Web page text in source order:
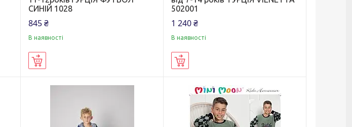
СИНІЙ 1028
845 ₴
В наявності
502001
1 240 ₴
В наявності